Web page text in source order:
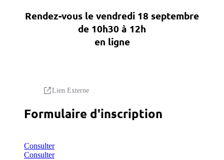
Rendez-vous le vendredi 18 septembre
de 10h30 à 12h
en ligne
Lien Externe
Formulaire d'inscription
Consulter
Consulter